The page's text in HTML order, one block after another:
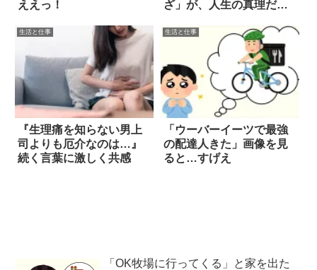
ええっ！
ざ」が、人生の真理だっ
生活と仕事
『生理痛を知らない男上
司よりも厄介なのは…』
続く言葉に激しく共感
生活と仕事
「ウーバーイーツで最強
の配達人きた」画像を見
ると…すげえ
「OK牧場に行ってくる」と家を出た